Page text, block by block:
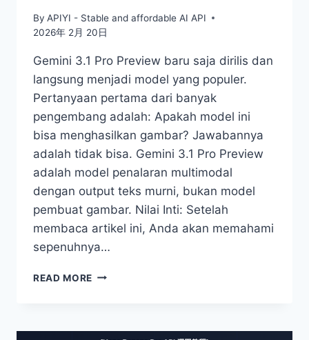
By APIYI - Stable and affordable AI API
2026年 2月 20日
Gemini 3.1 Pro Preview baru saja dirilis dan
langsung menjadi model yang populer.
Pertanyaan pertama dari banyak
pengembang adalah: Apakah model ini
bisa menghasilkan gambar? Jawabannya
adalah tidak bisa. Gemini 3.1 Pro Preview
adalah model penalaran multimodal
dengan output teks murni, bukan model
pembuat gambar. Nilai Inti: Setelah
membaca artikel ini, Anda akan memahami
sepenuhnya…
READ MORE BISAKAH
MENGHASILKAN